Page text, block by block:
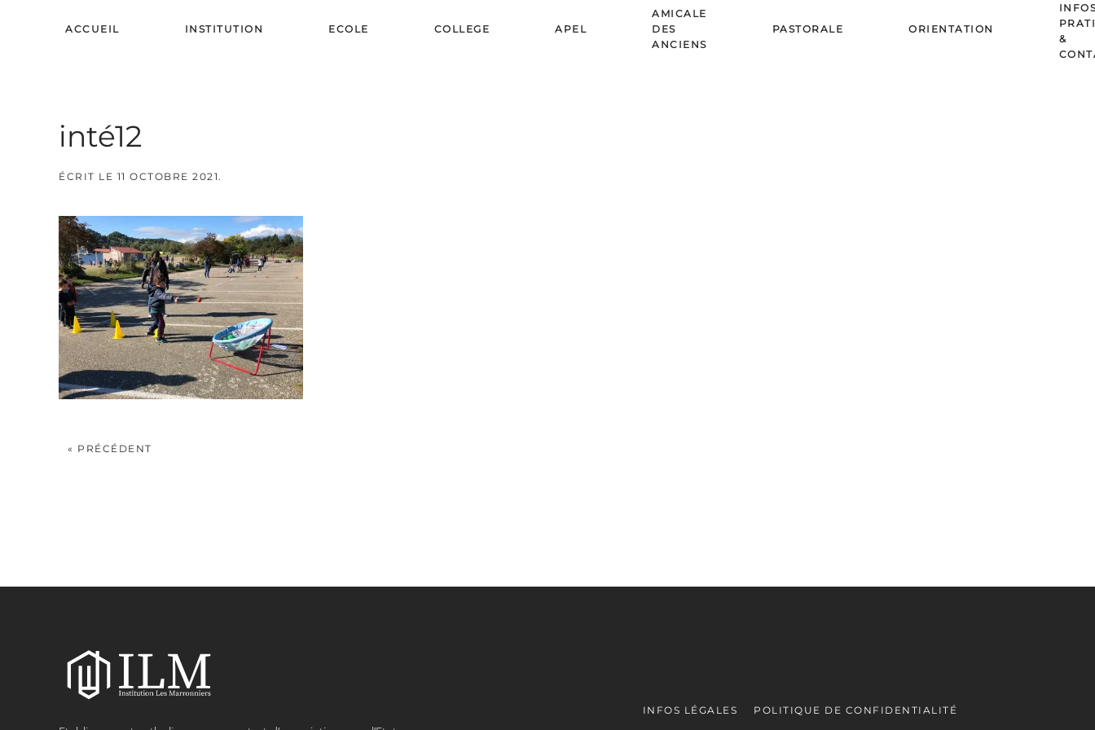
ACCUEIL INSTITUTION ECOLE COLLEGE APEL
AMICALE
DES
ANCIENS
PASTORALE ORIENTATION
&
inté12
ÉCRIT LE 11 OCTOBRE 2021.
« PRÉCÉDENT
INFOS LÉGALES POLITIQUE DE CONFIDENTIALITÉ